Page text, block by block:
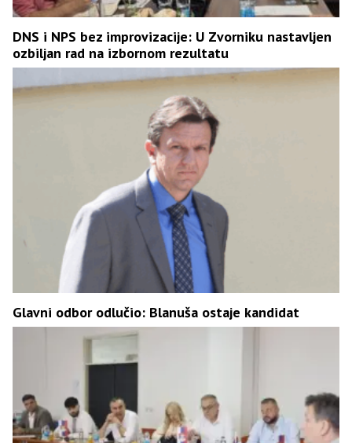
DNS i NPS bez improvizacije: U Zvorniku nastavljen
ozbiljan rad na izbornom rezultatu
Glavni odbor odlučio: Blanuša ostaje kandidat